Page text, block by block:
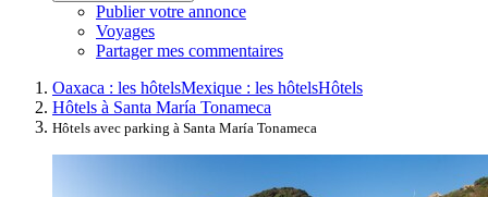
Publier votre annonce
Voyages
Partager mes commentaires
Oaxaca : les hôtelsMexique : les hôtelsHôtels
Hôtels à Santa María Tonameca
Hôtels avec parking à Santa María Tonameca